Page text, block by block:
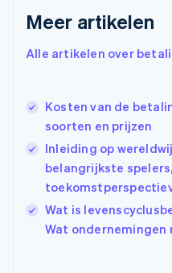
Meer artikelen
Alle artikelen over
Kosten van de
soorten en prijzen
Inleiding op
belangrijkste
Wat is
Wat ondernemingen
English
English
Ierland
English
English
Italië
ItalianoEnglish
日本語English
Kroatië